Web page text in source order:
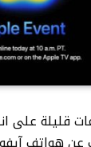
قليلة على